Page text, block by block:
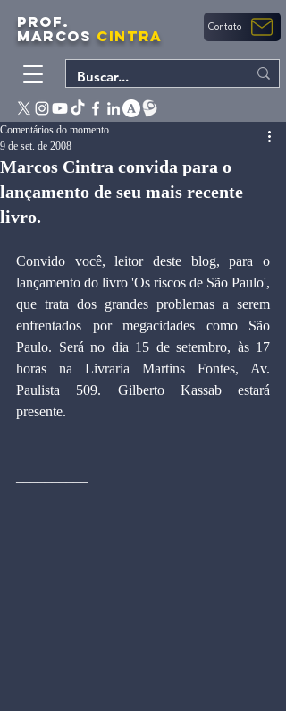
PROF.
MARCOS CINTRA Contato
Marcos Cintra convida para o
lançamento de seu mais recente
livro.
Comentários do momento
9 de set. de 2008
Convido você, leitor deste blog, para o
lançamento do livro 'Os riscos de São Paulo',
que trata dos grandes problemas a serem
enfrentados por megacidades como São
Paulo. Será no dia 15 de setembro, às 17
horas na Livraria Martins Fontes, Av.
Paulista 509. Gilberto Kassab estará
presente.